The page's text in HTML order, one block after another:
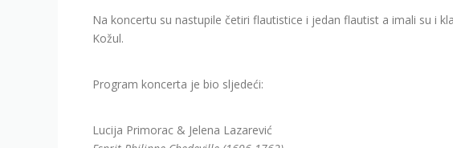
Na koncertu su nastupile četiri flautistice i jedan flautist a imali su i
Kožul.
Program koncerta je bio sljedeći:
Lucija Primorac & Jelena Lazarević